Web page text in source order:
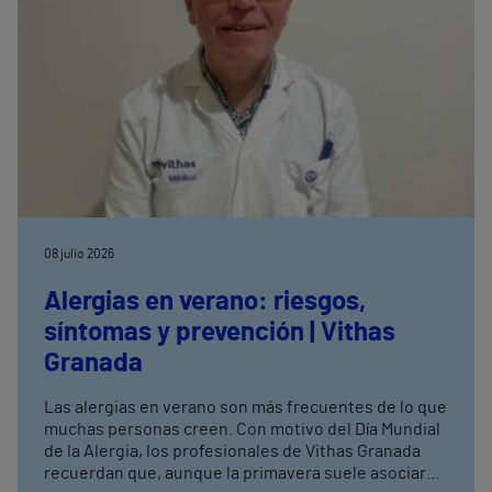
08 julio 2026
Alergias en verano: riesgos,
síntomas y prevención | Vithas
Granada
Las alergias en verano son más frecuentes de lo que
muchas personas creen. Con motivo del Día Mundial
de la Alergia, los profesionales de Vithas Granada
recuerdan que, aunque la primavera suele asociarse